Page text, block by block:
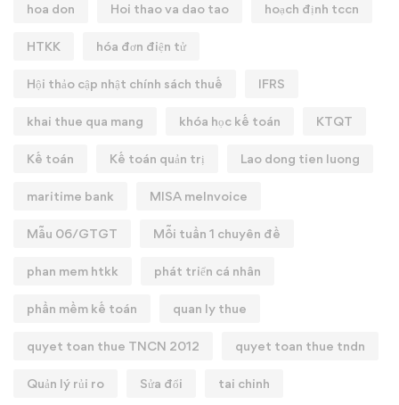
hoa don Hoi thao va dao tao hoạch định tccn
HTKK hóa đơn điện tử
Hội thảo cập nhật chính sách thuế IFRS
khai thue qua mang khóa học kế toán KTQT
Kế toán Kế toán quản trị Lao dong tien luong
maritime bank MISA meInvoice
Mẫu 06/GTGT Mỗi tuần 1 chuyên đề
phan mem htkk phát triển cá nhân
phần mềm kế toán quan ly thue
quyet toan thue TNCN 2012 quyet toan thue tndn
Quản lý rủi ro Sửa đổi tai chinh